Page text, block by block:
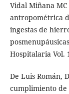
Vidal Miñana
antropométrica
ingestas de
Hospitalaria Vol.
De Luis Román,
cumplimiento de